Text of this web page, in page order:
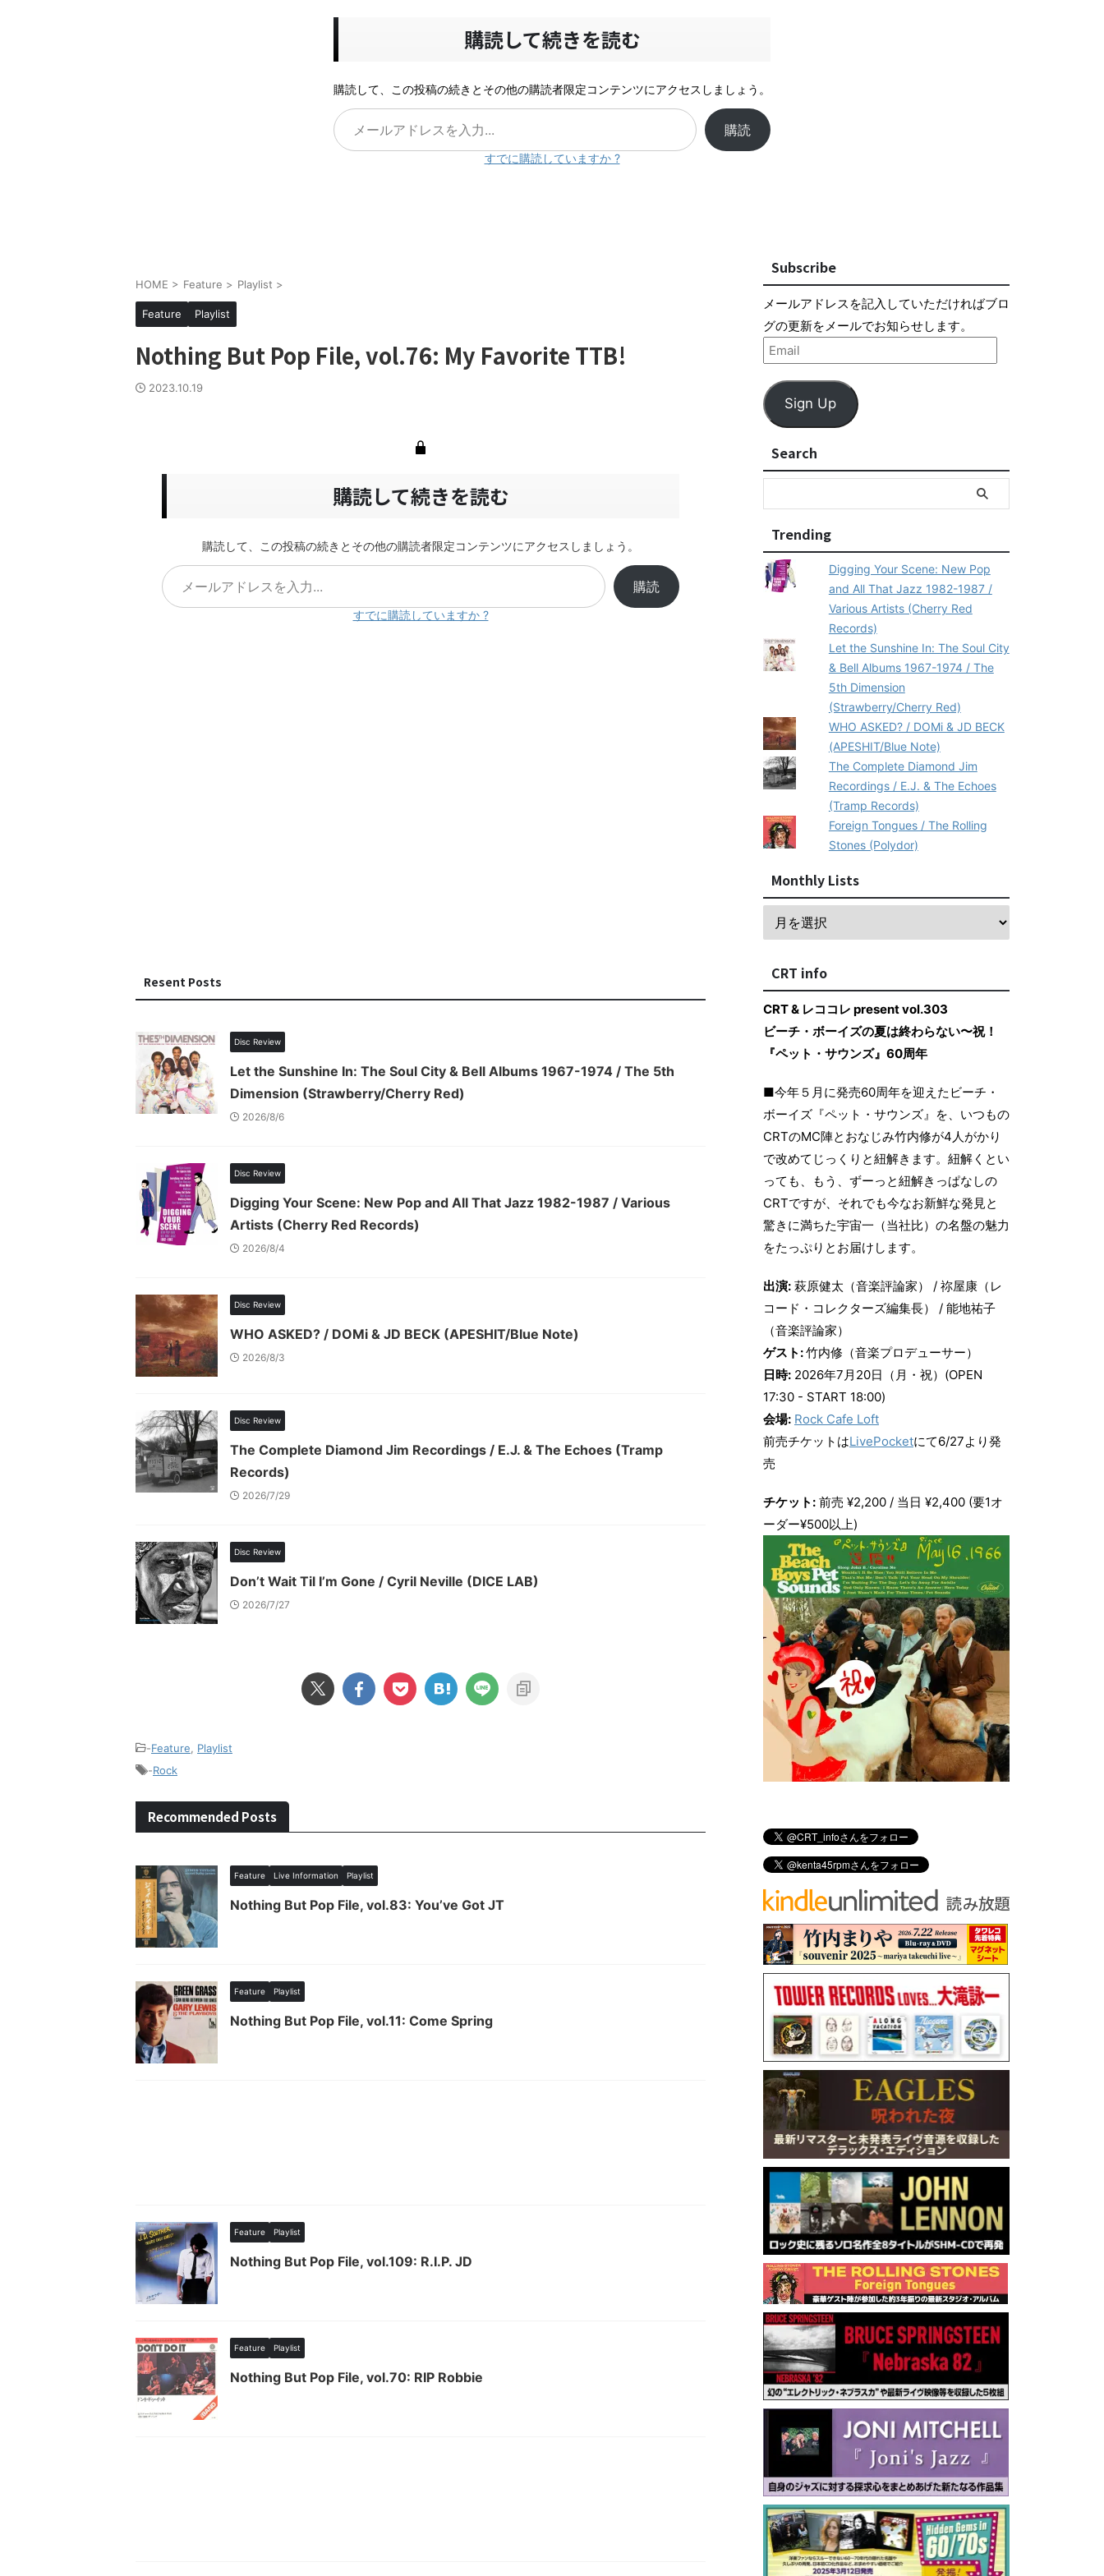
購読して続きを読む
購読して、この投稿の続きとその他の購読者限定コンテンツにアクセスしましょう。
購読
すでに購読していますか ?
HOME > Feature > Playlist >
Feature Playlist
Nothing But Pop File, vol.76: My Favorite TTB!
2023.10.19
購読して続きを読む
購読して、この投稿の続きとその他の購読者限定コンテンツにアクセスしましょう。
購読
すでに購読していますか ?
Resent Posts
Disc Review
Let the Sunshine In: The Soul City & Bell Albums 1967-1974 / The 5th
Dimension (Strawberry/Cherry Red)
2026/8/6
Disc Review
Digging Your Scene: New Pop and All That Jazz 1982-1987 / Various
Artists (Cherry Red Records)
2026/8/4
Disc Review
WHO ASKED? / DOMi & JD BECK (APESHIT/Blue Note)
2026/8/3
Disc Review
The Complete Diamond Jim Recordings / E.J. & The Echoes (Tramp
Records)
2026/7/29
Disc Review
Don’t Wait Til I’m Gone / Cyril Neville (DICE LAB)
2026/7/27
-Feature
Playlist
-Rock
Recommended Posts
Feature Live Information Playlist
Nothing But Pop File, vol.83: You’ve Got JT
Feature Playlist
Nothing But Pop File, vol.11: Come Spring
Feature Playlist
Nothing But Pop File, vol.109: R.I.P. JD
Feature Playlist
Nothing But Pop File, vol.70: RIP Robbie
Subscribe
メールアドレスを記入していただければブロ
グの更新をメールでお知らせします。
Sign Up
Search
Trending
Digging Your Scene: New Pop
and All That Jazz 1982-1987 /
Various Artists (Cherry Red
Records)
Let the Sunshine In: The Soul City
& Bell Albums 1967-1974 / The
5th Dimension
(Strawberry/Cherry Red)
WHO ASKED? / DOMi & JD BECK
(APESHIT/Blue Note)
The Complete Diamond Jim
Recordings / E.J. & The Echoes
(Tramp Records)
Foreign Tongues / The Rolling
Stones (Polydor)
Monthly Lists
CRT info
CRT & レココレ present vol.303
ビーチ・ボーイズの夏は終わらない〜祝！
『ペット・サウンズ』60周年
■今年５月に発売60周年を迎えたビーチ・
ボーイズ『ペット・サウンズ』を、いつもの
CRTのMC陣とおなじみ竹内修が4人がかり
で改めてじっくりと紐解きます。紐解くとい
っても、もう、ずーっと紐解きっぱなしの
CRTですが、それでも今なお新鮮な発見と
驚きに満ちた宇宙一（当社比）の名盤の魅力
をたっぷりとお届けします。
出演: 萩原健太（音楽評論家） / 祢屋康（レ
コード・コレクターズ編集長） / 能地祐子
（音楽評論家）
ゲスト:竹内修（音楽プロデューサー）
日時: 2026年7月20日（月・祝）(OPEN
17:30 - START 18:00)
会場: Rock Cafe Loft
前売チケットはLivePocketにて6/27より発
売
チケット: 前売 ¥2,200 / 当日 ¥2,400 (要1オ
ーダー¥500以上)